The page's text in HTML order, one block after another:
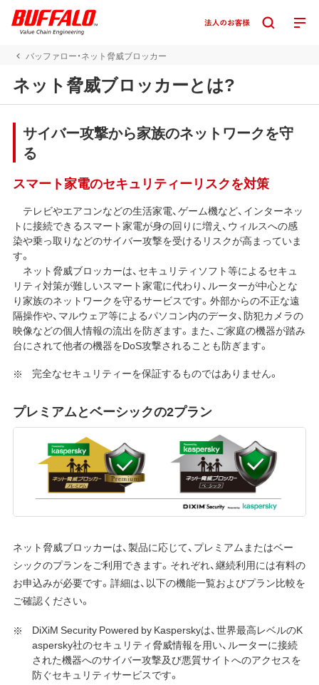
バッファロー・ネット脅威ブロッカー
ネット脅威ブロッカーとは?
サイバー攻撃から家族のネットワークを守
る
スマート家電のセキュリティーリスクを対策
テレビやエアコンなどの生活家電、ゲーム機など、インターネッ
トに接続できるスマート家電が身の回りに増え、ウィルスへの感
染や乗っ取りなどのサイバー攻撃を受けるリスクが高まっていま
す。
ネット脅威ブロッカーは、セキュリティソフト等によるセキュ
リティ対策が難しいスマート家電に代わり、ルーターが中心とな
り家族のネットワークを守るサービスです。外部からの不正な遠
隔操作や、マルウェア等によるパソコン内のデータ、防犯カメラの
映像などの個人情報の流出を防ぎます。また、ご家庭の機器が踏み
台にされて他者の機器をDoS攻撃されることも防ぎます。
完全なセキュリティーを保証するものではありません。
プレミアムとベーシックの2プラン
ネット脅威ブロッカーは、製品に応じて、プレミアムまたはベー
シックのプランをご利用できます。それぞれ、継続利用には有料の
お申込みが必要です。詳細は、以下の機能一覧およびプラン比較を
ご確認ください。
DiXiM Security Powered by Kasperskyは、世界最高レベルのK
aspersky社のセキュリティ脅威情報を用い、ルーターに接続
された機器へのサイバー攻撃及び悪質サイトへのアクセスを
防ぐセキュリティサービスです。